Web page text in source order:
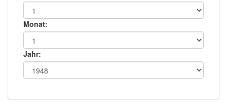
Monat:
Jahr: